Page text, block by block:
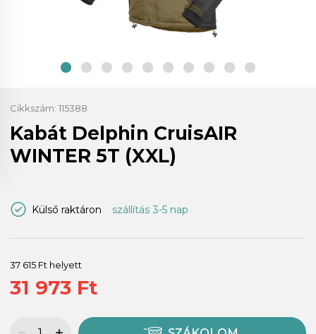
Cikkszám: 115388
Kabát Delphin CruisAIR
WINTER 5T (XXL)
Külső raktáron szállítás 3-5 nap
37 615 Ft helyett
31 973 Ft